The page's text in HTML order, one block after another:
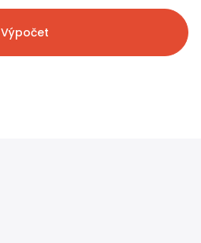
Výpočet